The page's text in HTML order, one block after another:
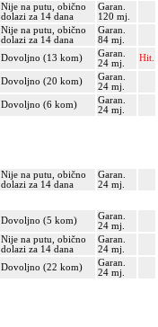
Nije na putu, obično
dolazi za 14 dana
Garan.
120 mj.
Nije na putu, obično
dolazi za 14 dana
Garan.
84 mj.
Dovoljno (13 kom)
Garan.
24 mj.
Hit.
Dovoljno (20 kom)
Garan.
24 mj.
Dovoljno (6 kom)
Garan.
24 mj.
Nije na putu, obično
dolazi za 14 dana
Garan.
24 mj.
Dovoljno (5 kom)
Garan.
24 mj.
Nije na putu, obično
dolazi za 14 dana
Garan.
24 mj.
Dovoljno (22 kom)
Garan.
24 mj.